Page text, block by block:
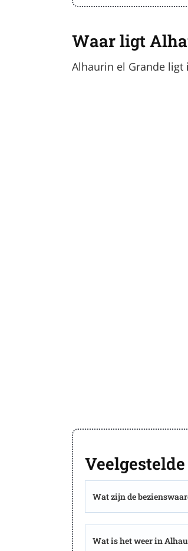
Waar ligt
Alhaurin el Grande
Wat zijn de
Wat is het weer in